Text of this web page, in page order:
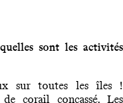
sont les activités
sur toutes les îles !
corail concassé. Les